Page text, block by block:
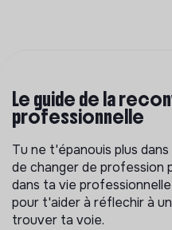
Le guide de la
professionnelle
Tu ne t'épanouis plus
de changer de profession
dans ta vie
pour t'aider à réflechir à
trouver ta voie.